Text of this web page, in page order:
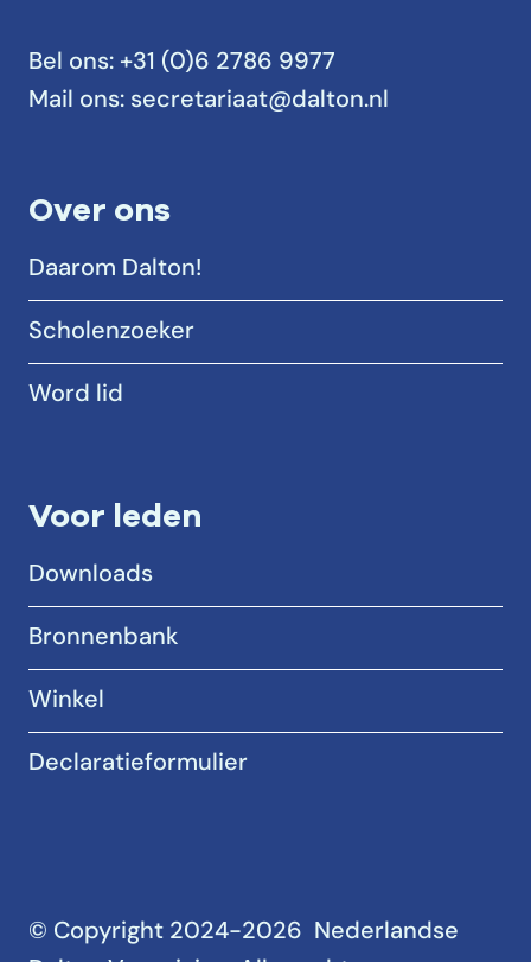
Bel ons: +31 (0)6 2786 9977
Mail ons: secretariaat@dalton.nl
Over ons
Daarom Dalton!
Scholenzoeker
Word lid
Voor leden
Downloads
Bronnenbank
Winkel
Declaratieformulier
© Copyright 2024-2026 Nederlandse